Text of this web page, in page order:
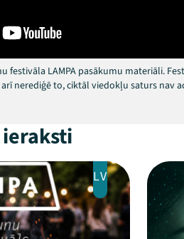
festivāla LAMPA pasākumu materiāli.
nerediģē to, ciktāl viedokļu saturs nav
LV